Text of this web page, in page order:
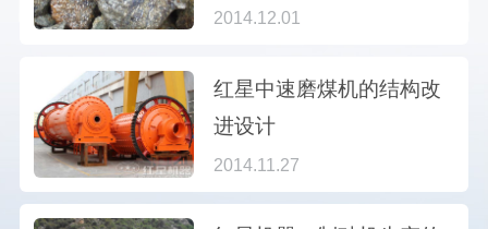
2014.12.01
红星中速磨煤机的结构改
进设计
2014.11.27